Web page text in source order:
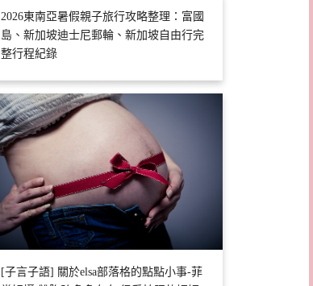
2026東南亞暑假親子旅行攻略整理：富國
島、新加坡迪士尼郵輪、新加坡自由行完
整行程紀錄
[子言子語] 關於elsa部落格的點點小事-菲